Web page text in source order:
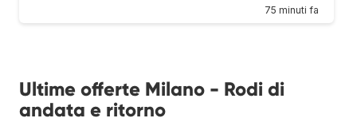
75 minuti fa
Ultime offerte Milano - Rodi di
andata e ritorno